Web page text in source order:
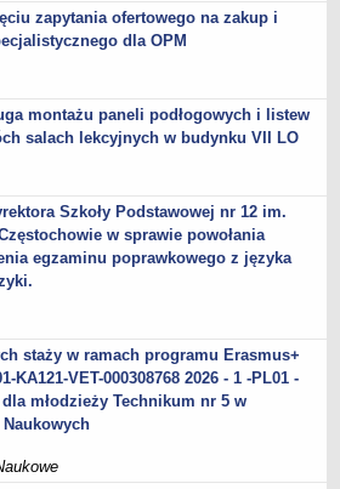
zapytania ofertowego na zakup i
dla OPM
montażu paneli podłogowych i listew
salach lekcyjnych w budynku VII LO
Szkoły Podstawowej nr 12 im.
w sprawie powołania
egzaminu poprawkowego z języka
staży w ramach programu Erasmus+
KA121-VET-000308768 2026 - 1 -PL01 -
dla młodzieży Technikum nr 5 w
Naukowych